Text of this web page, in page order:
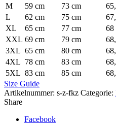
M
59 cm 73 cm
L
62 cm 75 cm
XL
65 cm 77 cm
68
XXL 69 cm 79 cm
3XL 65 cm 80 cm
4XL 78 cm 83 cm
5XL 83 cm 85 cm
Size Guide
Artikelnummer: s-z-fkz Categorie:
Share
Facebook